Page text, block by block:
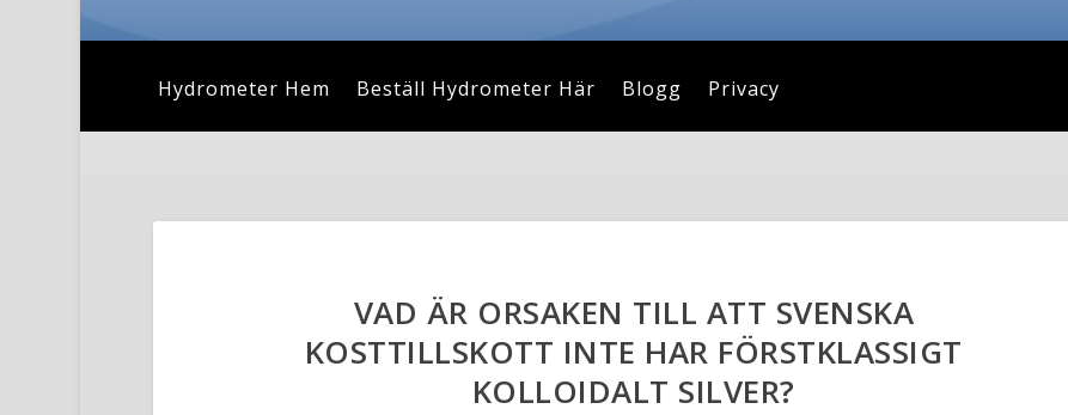
Hydrometer Hem Beställ Hydrometer Här Blogg Privacy
VAD ÄR ORSAKEN TILL ATT SVENSKA
KOSTTILLSKOTT INTE HAR FÖRSTKLASSIGT
KOLLOIDALT SILVER?